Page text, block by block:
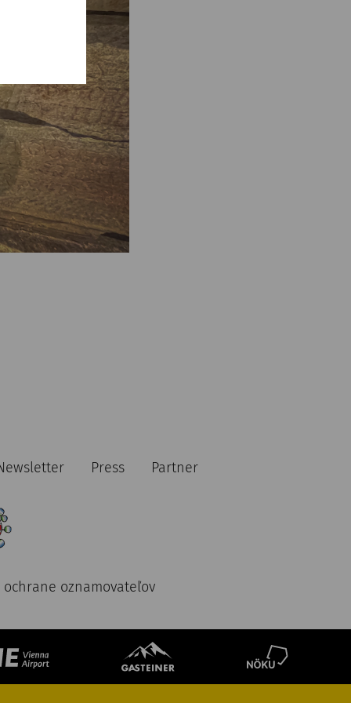
Press Partner
ochrane oznamovateľov